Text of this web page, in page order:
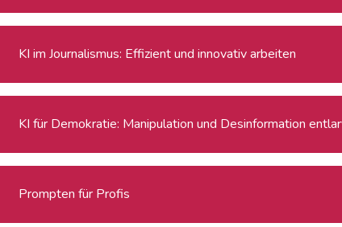
KI im Journalismus: Effizient und innovativ arbeiten
KI für Demokratie: Manipulation und Desinformation
Prompten für Profis